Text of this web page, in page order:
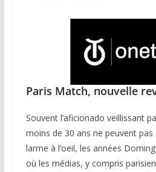
Paris Match, nouvelle
Souvent l’aficionado veillissant
moins de 30 ans ne peuvent
larme à l’oeil, les années
où les médias, y compris